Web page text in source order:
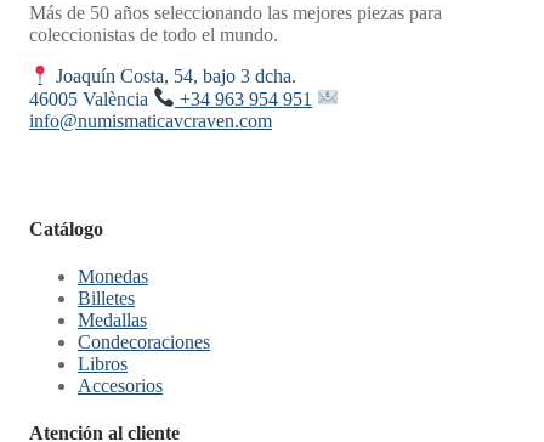
Más de 50 años seleccionando las mejores piezas para
coleccionistas de todo el mundo.
Joaquín Costa, 54, bajo 3 dcha.
46005 València
+34 963 954 951
info@numismaticavcraven.com
Catálogo
Monedas
Billetes
Medallas
Condecoraciones
Libros
Accesorios
Atención al cliente